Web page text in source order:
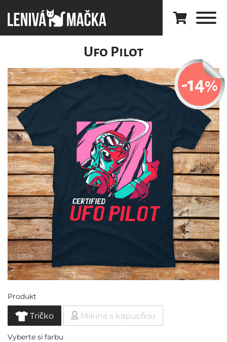
Ufo Pilot
-14%
Produkt
Tričko Mikina s kapucňou
Vyberte si farbu